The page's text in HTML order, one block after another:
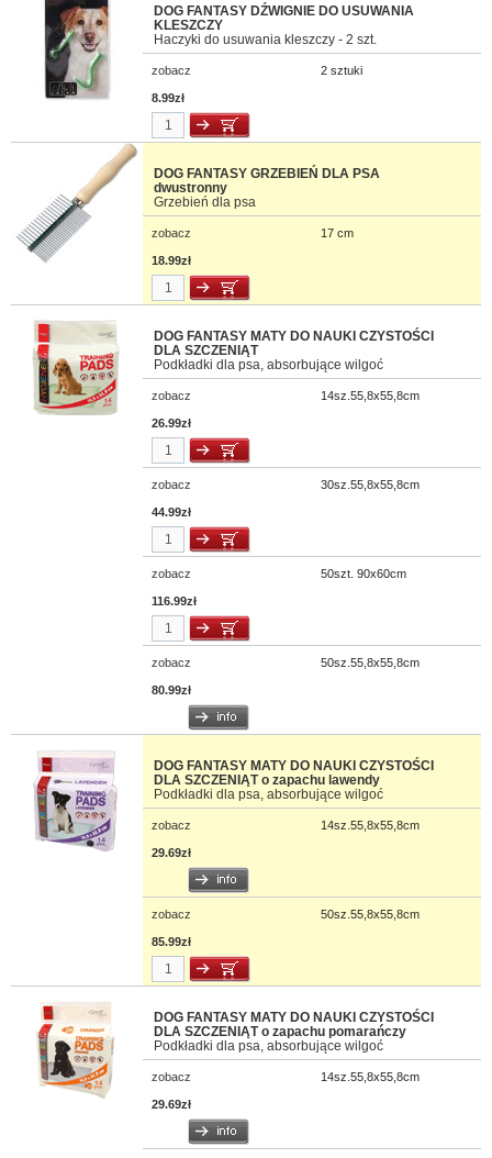
DOG FANTASY DŹWIGNIE DO USUWANIA
KLESZCZY
Haczyki do usuwania kleszczy - 2 szt.
zobacz 2 sztuki
8.99zł
DOG FANTASY GRZEBIEŃ DLA PSA
dwustronny
Grzebień dla psa
zobacz 17 cm
18.99zł
DOG FANTASY MATY DO NAUKI CZYSTOŚCI
DLA SZCZENIĄT
Podkładki dla psa, absorbujące wilgoć
zobacz 14sz.55,8x55,8cm
26.99zł
zobacz 30sz.55,8x55,8cm
44.99zł
zobacz 50szt. 90x60cm
116.99zł
zobacz 50sz.55,8x55,8cm
80.99zł
DOG FANTASY MATY DO NAUKI CZYSTOŚCI
DLA SZCZENIĄT o zapachu lawendy
Podkładki dla psa, absorbujące wilgoć
zobacz 14sz.55,8x55,8cm
29.69zł
zobacz 50sz.55,8x55,8cm
85.99zł
DOG FANTASY MATY DO NAUKI CZYSTOŚCI
DLA SZCZENIĄT o zapachu pomarańczy
Podkładki dla psa, absorbujące wilgoć
zobacz 14sz.55,8x55,8cm
29.69zł